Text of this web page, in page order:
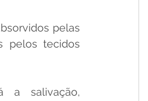
pelas
pelos tecidos
a salivação,